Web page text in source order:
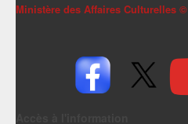
Ministère des Affaires Culturelles ©